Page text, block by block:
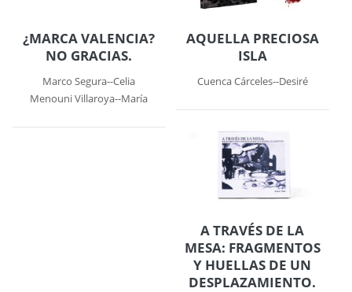
¿MARCA VALENCIA?
NO GRACIAS.
Marco Segura--Celia
Menouni Villaroya--María
AQUELLA PRECIOSA
ISLA
Cuenca Cárceles--Desiré
A TRAVÉS DE LA
MESA: FRAGMENTOS
Y HUELLAS DE UN
DESPLAZAMIENTO.